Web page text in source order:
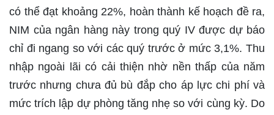
có thể đạt khoảng 22%, hoàn thành kế hoạch đề ra,
NIM của ngân hàng này trong quý IV được dự báo
chỉ đi ngang so với các quý trước ở mức 3,1%. Thu
nhập ngoài lãi có cải thiện nhờ nền thấp của năm
trước nhưng chưa đủ bù đắp cho áp lực chi phí và
mức trích lập dự phòng tăng nhẹ so với cùng kỳ. Do